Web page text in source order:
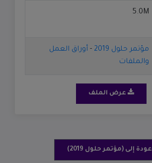
5.0M
مؤتمر حلول 2019 - أوراق العمل
والملفات
عرض الملف
عودة إلى (مؤتمر حلول 2019)